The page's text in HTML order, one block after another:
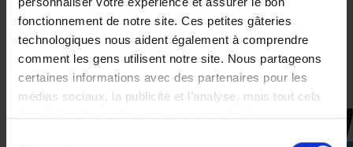
fonctionnement de notre site. Ces petites gâteries
technologiques nous aident également à comprendre
comment les gens utilisent notre site. Nous partageons
certaines informations avec des partenaires pour les
médias sociaux, la publicité et l'analyse, mais tout cela
dans le but de rendre votre visite géniale !
L
XL
2XL